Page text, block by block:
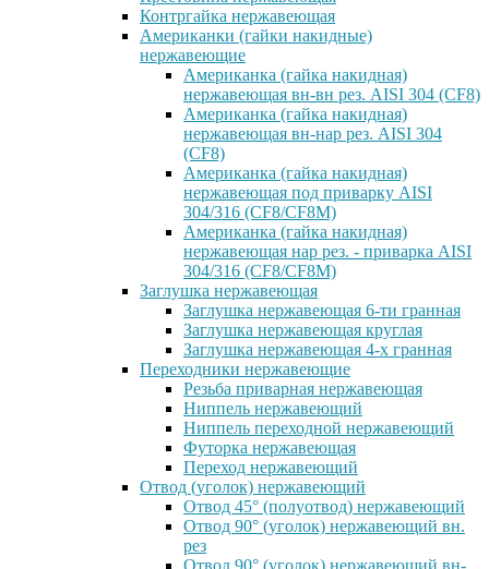
Контргайка нержавеющая
Американки (гайки накидные)
нержавеющие
Американка (гайка накидная)
нержавеющая вн-вн рез. AISI 304 (CF8)
Американка (гайка накидная)
нержавеющая вн-нар рез. AISI 304
(CF8)
Американка (гайка накидная)
нержавеющая под приварку AISI
304/316 (CF8/CF8M)
Американка (гайка накидная)
нержавеющая нар рез. - приварка AISI
304/316 (CF8/CF8M)
Заглушка нержавеющая
Заглушка нержавеющая 6-ти гранная
Заглушка нержавеющая круглая
Заглушка нержавеющая 4-х гранная
Переходники нержавеющие
Резьба приварная нержавеющая
Ниппель нержавеющий
Ниппель переходной нержавеющий
Футорка нержавеющая
Переход нержавеющий
Отвод (уголок) нержавеющий
Отвод 45° (полуотвод) нержавеющий
Отвод 90° (уголок) нержавеющий вн.
рез
Отвод 90° (уголок) нержавеющий вн-